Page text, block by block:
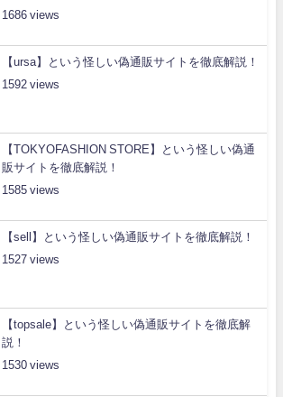
1686
【ursa】という怪しい偽通販サイトを徹底解説！
1592
【TOKYOFASHION STORE】という怪しい偽通
販サイトを徹底解説！
1585
【sell】という怪しい偽通販サイトを徹底解説！
1527
【topsale】という怪しい偽通販サイトを徹底解
説！
1530